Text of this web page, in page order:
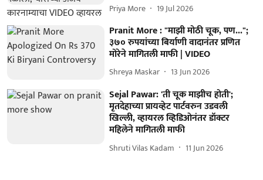
Priya More 19 Jul 2026
Pranit More : "माझी मोठी चूक, पण...";
३७० रुपयांच्या बिर्याणी वादानंतर प्रणित
मोरेने मागितली माफी | VIDEO
Shreya Maskar 13 Jun 2026
Sejal Pawar: 'ती चूक माझीच होती';
मृतदेहाच्या प्रायव्हेट पार्टवरुन उडवली
खिल्ली, व्हायरल व्हिडिओनंतर डॉक्टर
महिलेने मागितली माफी
Shruti Vilas Kadam 11 Jun 2026